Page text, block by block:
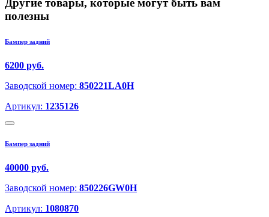
Другие товары, которые могут быть вам
полезны
Бампер задний
6200 руб.
Заводской номер: 850221LA0H
Артикул: 1235126
Бампер задний
40000 руб.
Заводской номер: 850226GW0H
Артикул: 1080870